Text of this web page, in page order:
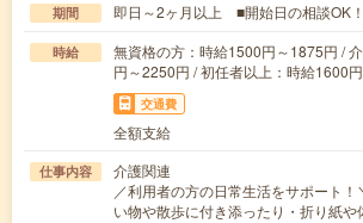
期間 即日～2ヶ月以上 ■開始日の相談OK！
時給
無資格の方：時給1500円～1875円 /
円～2250円 / 初任者以上：時給1600
交通費
全額支給
仕事内容
介護関連
／利用者の方の日常生活をサポート
い物や散歩に付き添ったり・折り紙